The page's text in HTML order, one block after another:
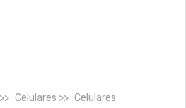
Celulares
Celulares